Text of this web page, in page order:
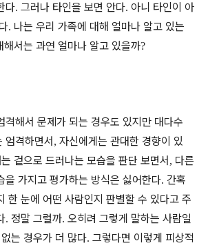
다. 그러나 타인을 보면 안다. 아니 타인이 아
. 나는 우리 가족에 대해 얼마나 알고 있는
해서는 과연 얼마나 알고 있을까?
격해서 문제가 되는 경우도 있지만 대다수
엄격하면서, 자신에게는 관대한 경향이 있
겉으로 드러나는 모습을 판단 보면서, 다른
을 가지고 평가하는 방식은 싫어한다. 간혹
한 눈에 어떤 사람인지 판별할 수 있다고 주
. 정말 그럴까. 오히려 그렇게 말하는 사람일
는 경우가 더 많다. 그렇다면 이렇게 피상적